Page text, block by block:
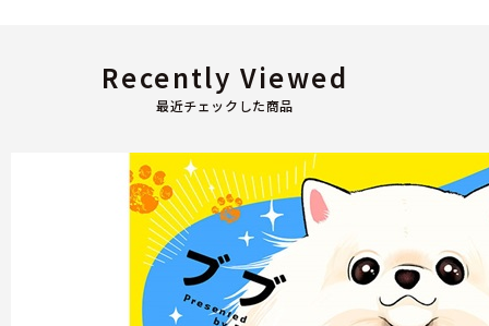
最近チェックした商品
Recently Viewed